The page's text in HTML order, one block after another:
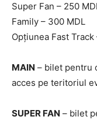
Super Fan – 250
Family – 300 MDL
Opțiunea Fast Track
MAIN – bilet pentru
acces pe teritoriul
SUPER FAN – bilet